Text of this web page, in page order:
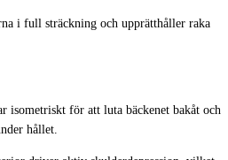
i full sträckning och upprätthåller raka
isometriskt för att luta bäckenet bakåt och
hållet.